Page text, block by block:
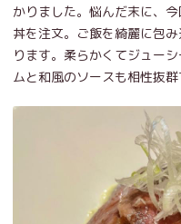
かりました。悩んだ末に、
丼を注文。ご飯を綺麗に包
ります。柔らかくてジュー
ムと和風のソースも相性抜群